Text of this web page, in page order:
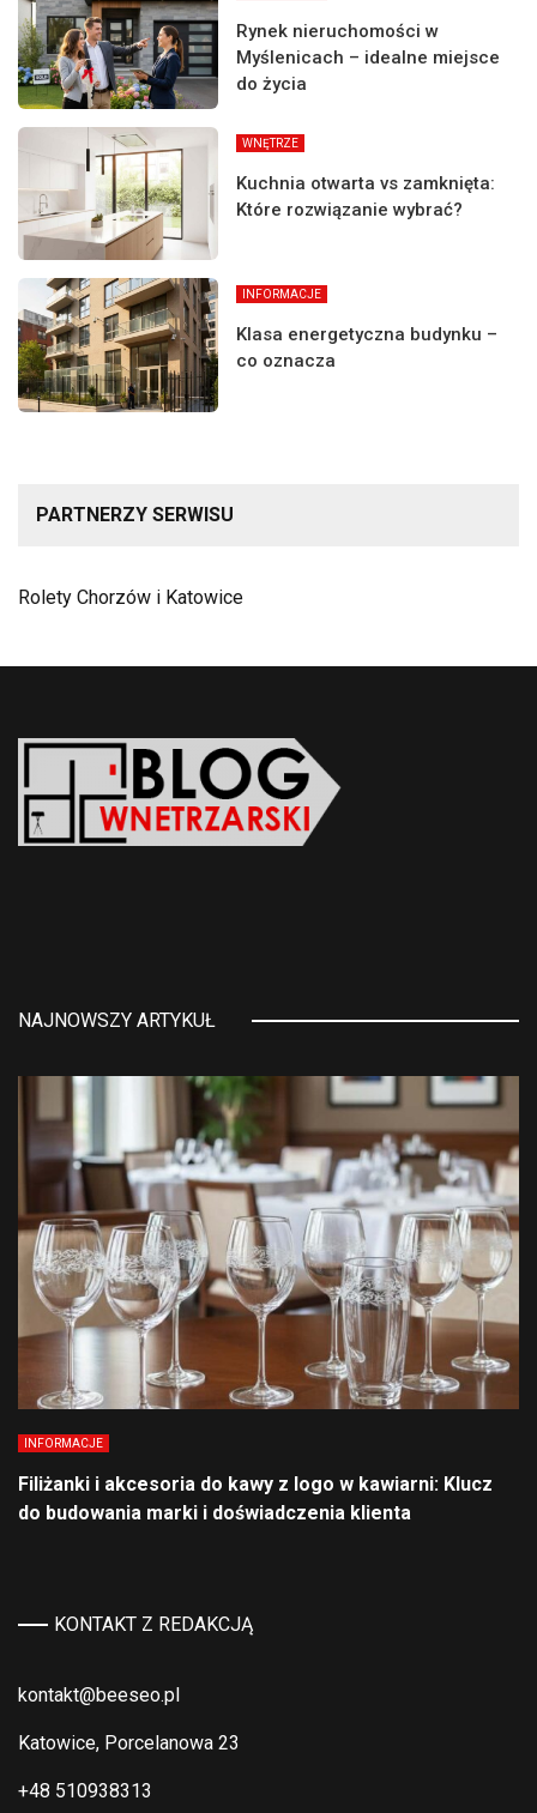
Rynek nieruchomości w
Myślenicach – idealne miejsce
do życia
WNĘTRZE
Kuchnia otwarta vs zamknięta:
Które rozwiązanie wybrać?
INFORMACJE
Klasa energetyczna budynku –
co oznacza
PARTNERZY SERWISU
Rolety Chorzów i Katowice
NAJNOWSZY ARTYKUŁ
INFORMACJE
Filiżanki i akcesoria do kawy z logo w kawiarni: Klucz
do budowania marki i doświadczenia klienta
KONTAKT Z REDAKCJĄ
kontakt@beeseo.pl
Katowice, Porcelanowa 23
+48 510938313